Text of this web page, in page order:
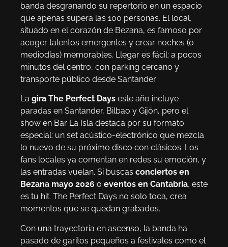
banda desgranando su repertorio en un espacio
que apenas supera las 100 personas. El local,
situado en el corazón de Bezana, es famoso por
acoger talentos emergentes y crear noches (o
mediodías) memorables. Llegar es fácil: a pocos
minutos del centro, con parking cercano y
transporte público desde Santander.
La gira The Perfect Days este año incluye
paradas en Santander, Bilbao y Gijón, pero el
show en Bar La Isla destaca por su formato
especial: un set acústico-electrónico que mezcla
lo nuevo de su próximo disco con clásicos. Los
fans locales ya comentan en redes su emoción, y
las entradas vuelan. Si buscas conciertos en
Bezana mayo 2026 o eventos en Cantabria, este
es tu hit. The Perfect Days no solo toca, crea
momentos que se quedan grabados.
Con una trayectoria en ascenso, la banda ha
pasado de garitos pequeños a festivales como el